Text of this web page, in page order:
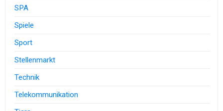
SPA
Spiele
Sport
Stellenmarkt
Technik
Telekommunikation